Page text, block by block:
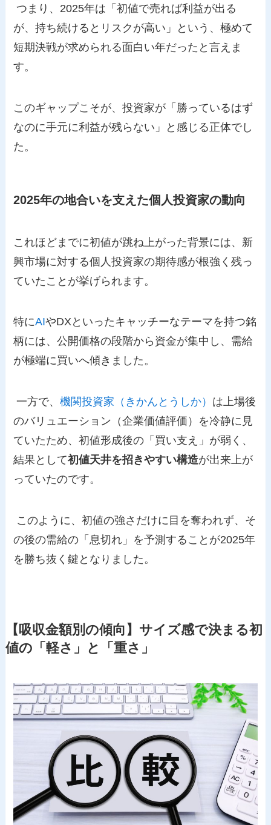
つまり、2025年は「初値で売れば利益が出る
が、持ち続けるとリスクが高い」という、極めて
短期決戦が求められる面白い年だったと言えま
す。
このギャップこそが、投資家が「勝っているはず
なのに手元に利益が残らない」と感じる正体でし
た。
2025年の地合いを支えた個人投資家の動向
これほどまでに初値が跳ね上がった背景には、新
興市場に対する個人投資家の期待感が根強く残っ
ていたことが挙げられます。
特にAIやDXといったキャッチーなテーマを持つ銘
柄には、公開価格の段階から資金が集中し、需給
が極端に買いへ傾きました。
一方で、機関投資家（きかんとうしか） は上場後
のバリュエーション（企業価値評価）を冷静に見
ていたため、初値形成後の「買い支え」が弱く、
結果として初値天井を招きやすい構造が出来上が
っていたのです。
このように、初値の強さだけに目を奪われず、そ
の後の需給の「息切れ」を予測することが2025年
を勝ち抜く鍵となりました。
【吸収金額別の傾向】サイズ感で決まる初
値の「軽さ」と「重さ」